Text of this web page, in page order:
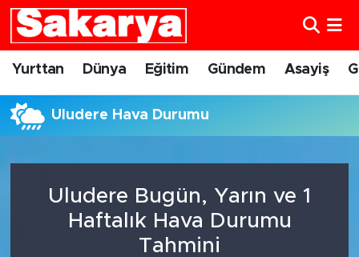
Yurttan Dünya Eğitim Gündem Asayiş
Uludere Hava Durumu
Uludere Bugün, Yarın ve 1
Haftalık Hava Durumu
Tahmini
Yurttan
Eskişehirspor
Eskişehir Nöbetçi Eczaneler
Süper Lig Puan Durumu ve Fikstür